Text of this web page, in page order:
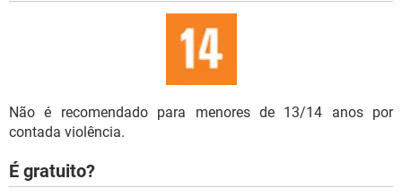
Não é recomendado para menores de 13/14 anos por
contada violência.
É gratuito?